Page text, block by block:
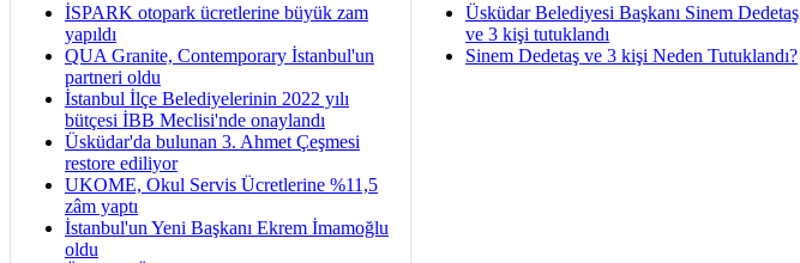
İSPARK otopark ücretlerine büyük zam
yapıldı
QUA Granite, Contemporary İstanbul'un
partneri oldu
İstanbul İlçe Belediyelerinin 2022 yılı
bütçesi İBB Meclisi'nde onaylandı
Üsküdar'da bulunan 3. Ahmet Çeşmesi
restore ediliyor
UKOME, Okul Servis Ücretlerine %11,5
zâm yaptı
İstanbul'un Yeni Başkanı Ekrem İmamoğlu
oldu
Üsküdar Belediyesi Başkanı Sinem Dedetaş
ve 3 kişi tutuklandı
Sinem Dedetaş ve 3 kişi Neden Tutuklandı?